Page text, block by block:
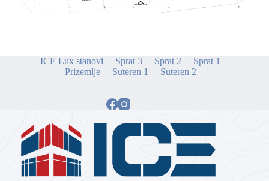
ICE Lux stanovi Sprat 3 Sprat 2
Sprat 1
Prizemlje
Suteren 1 Suteren 2